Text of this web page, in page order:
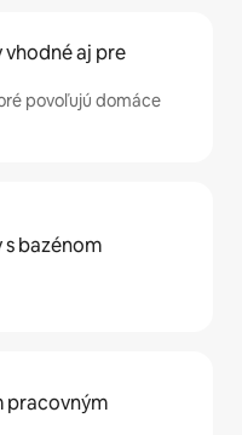
aj pre
povoľujú domáce
bazénom
pracovným